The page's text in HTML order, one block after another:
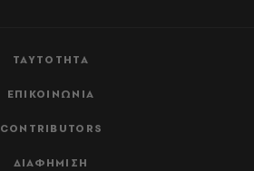
ΤΑΥΤΟΤΗΤΑ
ΕΠΙΚΟΙΝΩΝΙΑ
CONTRIBUTORS
ΔΙΑΦΗΜΙΣΗ